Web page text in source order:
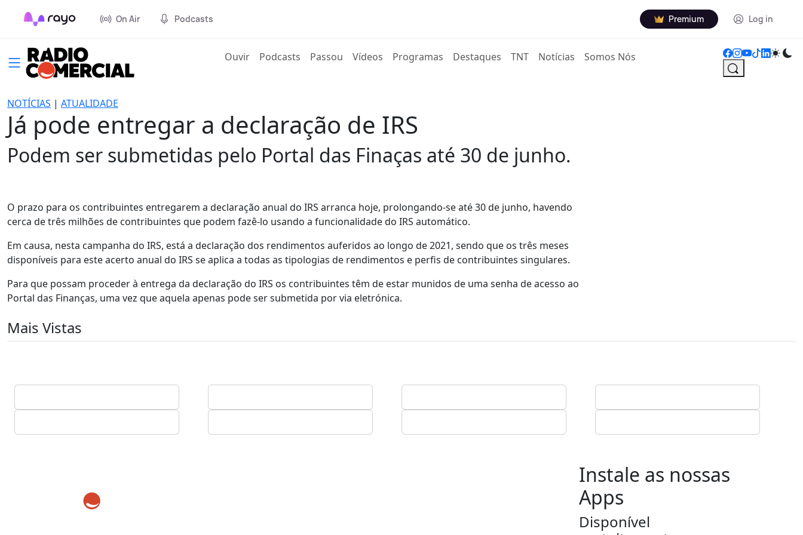
On Air Podcasts Premium Log in
Ouvir(current)
Podcasts Passou Vídeos Programas Destaques TNT Notícias Somos Nós
NOTÍCIAS | ATUALIDADE
Já pode entregar a declaração de IRS
Podem ser submetidas pelo Portal das Finaças até 30 de junho.
O prazo para os contribuintes entregarem a declaração anual do IRS arranca hoje, prolongando-se até 30 de junho, havendo
cerca de três milhões de contribuintes que podem fazê-lo usando a funcionalidade do IRS automático.
Em causa, nesta campanha do IRS, está a declaração dos rendimentos auferidos ao longo de 2021, sendo que os três meses
disponíveis para este acerto anual do IRS se aplica a todas as tipologias de rendimentos e perfis de contribuintes singulares.
Para que possam proceder à entrega da declaração do IRS os contribuintes têm de estar munidos de uma senha de acesso ao
Portal das Finanças, uma vez que aquela apenas pode ser submetida por via eletrónica.
Mais Vistas
Instale as nossas
Apps
Disponível